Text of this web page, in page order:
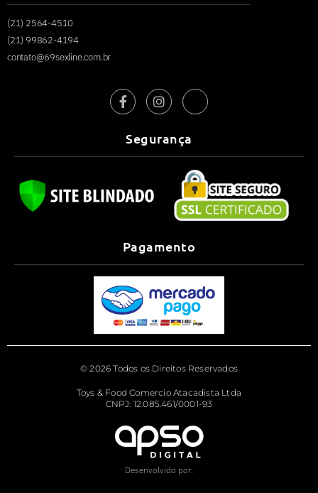
(21) 2564-4510
(21) 99862-4194
contato@69sexline.com.br
Segurança
Pagamento
© 2026 Todos os Direitos Reservados
Toys & Food Comercio Atacadista Ltda
CNPJ: 12.085.461/0001-93
Desenvolvido por: